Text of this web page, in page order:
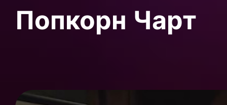
Попкорн Чарт